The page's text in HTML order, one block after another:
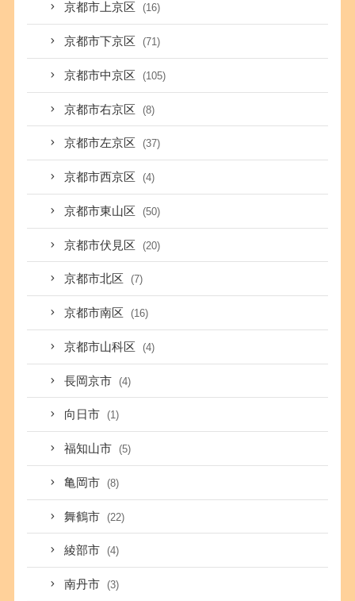
京都市上京区 (16)
京都市下京区 (71)
京都市中京区 (105)
京都市右京区 (8)
京都市左京区 (37)
京都市西京区 (4)
京都市東山区 (50)
京都市伏見区 (20)
京都市北区 (7)
京都市南区 (16)
京都市山科区 (4)
長岡京市 (4)
向日市 (1)
福知山市 (5)
亀岡市 (8)
舞鶴市 (22)
綾部市 (4)
南丹市 (3)